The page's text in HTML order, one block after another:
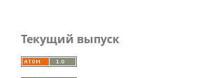
Текущий выпуск